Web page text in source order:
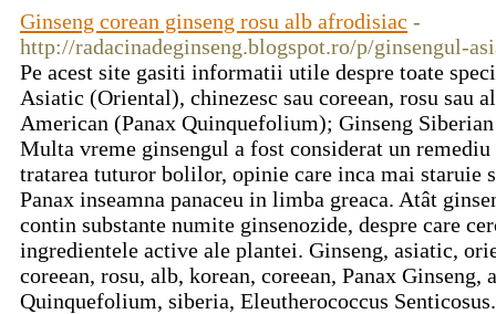
Ginseng corean ginseng rosu alb afrodisiac -
http://radacinadeginseng.blogspot.ro/p/ginsengul-
Pe acest site gasiti informatii utile despre toate
Asiatic (Oriental), chinezesc sau coreean, rosu sau
American (Panax Quinquefolium); Ginseng
Multa vreme ginsengul a fost considerat un
tratarea tuturor bolilor, opinie care inca mai staruie
Panax inseamna panaceu in limba greaca. Atât
contin substante numite ginsenozide, despre care
ingredientele active ale plantei. Ginseng, asiatic,
coreean, rosu, alb, korean, coreean, Panax Ginseng,
Quinquefolium, siberia, Eleutherococcus